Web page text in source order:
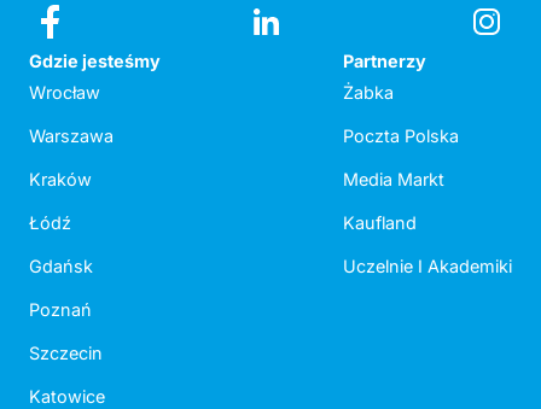
Gdzie jesteśmy
Wrocław
Warszawa
Kraków
Łódź
Gdańsk
Poznań
Szczecin
Katowice
Partnerzy
Żabka
Poczta Polska
Media Markt
Kaufland
Uczelnie I Akademiki